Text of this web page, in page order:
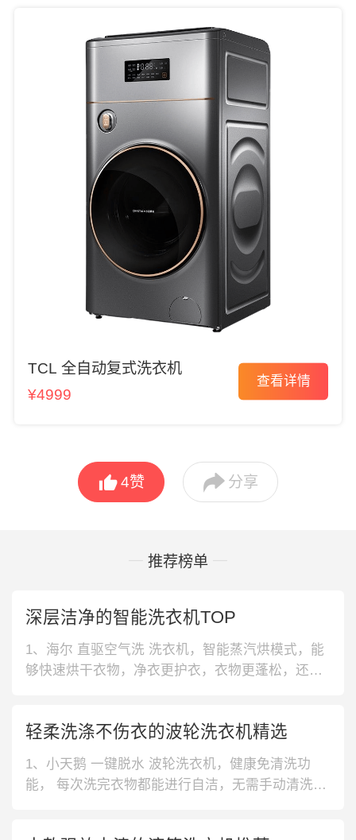
TCL 全自动复式洗衣机
¥4999
查看详情
4赞  分享
推荐榜单
深层洁净的智能洗衣机TOP
1、海尔 直驱空气洗 洗衣机，智能蒸汽烘模式，能
够快速烘干衣物，净衣更护衣，衣物更蓬松，还可
定，能够深层洁净衣物，守护家人健康，还设计了
多种洗涤模式，可以灵活选择。3、美的 消毒煮洗
洗衣机，高温煮洗，能够
轻柔洗涤不伤衣的波轮洗衣机精选
1、小天鹅 一键脱水 波轮洗衣机，健康免清洗功
能， 每次洗完衣物都能进行自洁，无需手动清洗。